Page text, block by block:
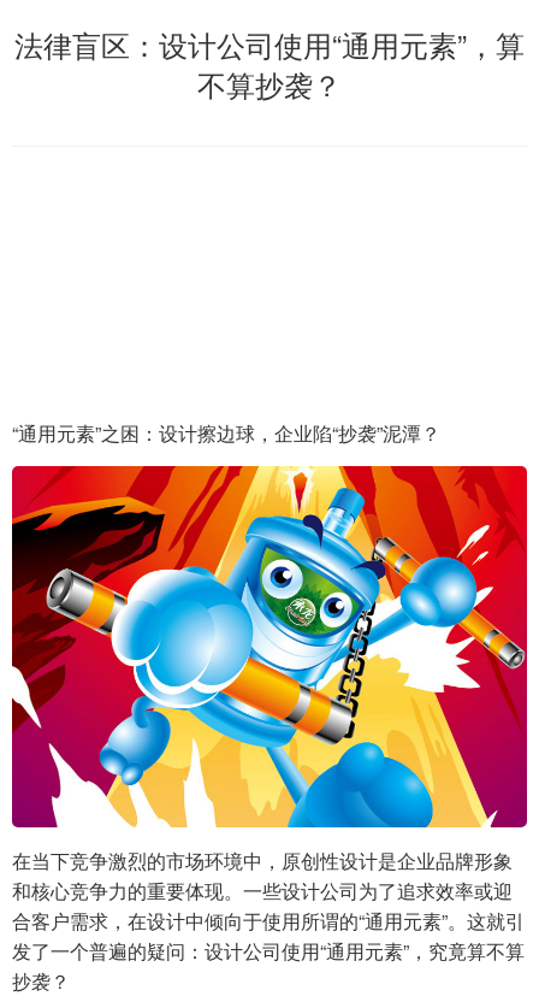
法律盲区：设计公司使用“通用元素”，算
不算抄袭？
“通用元素”之困：设计擦边球，企业陷“抄袭”泥潭？
在当下竞争激烈的市场环境中，原创性设计是企业品牌形象
和核心竞争力的重要体现。一些设计公司为了追求效率或迎
合客户需求，在设计中倾向于使用所谓的“通用元素”。这就引
发了一个普遍的疑问：设计公司使用“通用元素”，究竟算不算
抄袭？